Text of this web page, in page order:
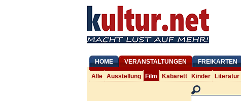
HOME VERANSTALTUNGEN FREIKARTEN
Alle Ausstellung Film Kabarett Kinder Literatur